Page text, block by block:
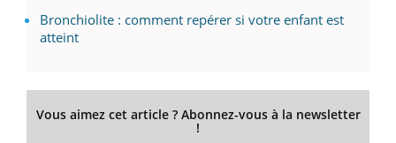
Bronchiolite : comment repérer si votre enfant est
atteint
Vous aimez cet article ? Abonnez-vous à la newsletter
!